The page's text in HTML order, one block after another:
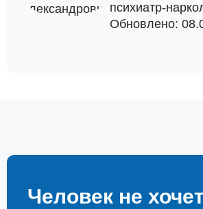
психиатр-
Обновлено:
Человек не хочет